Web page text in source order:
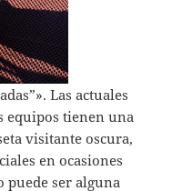
Las actuales
equipos tienen una
visitante oscura,
en ocasiones
puede ser alguna